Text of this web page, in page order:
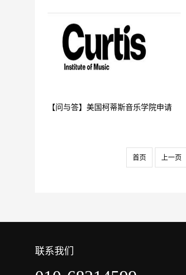
【问与答】美国柯蒂斯音乐学院申请
首页 上一页
联系我们